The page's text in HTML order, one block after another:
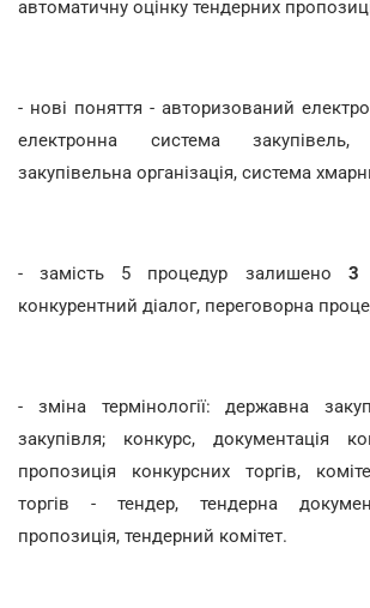
автоматичну оцінку тендерних
- нові поняття - авторизований
електронна система закупівель,
закупівельна організація, система
- замість 5 процедур залишено 3
конкурентний діалог, переговорна
- зміна термінології: державна
закупівля; конкурс, документація
пропозиція конкурсних торгів,
торгів - тендер, тендерна
пропозиція, тендерний комітет.